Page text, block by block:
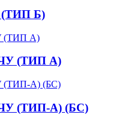
Б)
(ТИП А)
(ТИП-А) (БС)